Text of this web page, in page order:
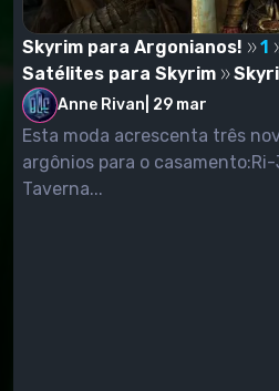
Skyrim para Argonianos!
1
Satélites para Skyrim
Anne Rivan 29 mar
Esta moda acrescenta três
argônios para o
Taverna...